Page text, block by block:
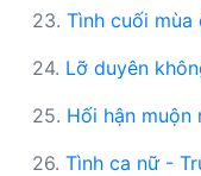
23. Tình cuối mùa
24. Lỡ duyên
25. Hối hận muộn
26. Tình ca nữ -